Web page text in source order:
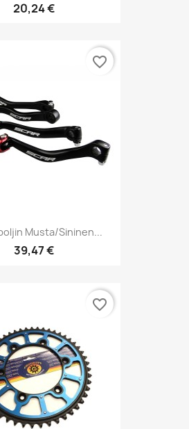
20,24 €
Musta/sininen...
39,47 €
favorite_border
favorite_border